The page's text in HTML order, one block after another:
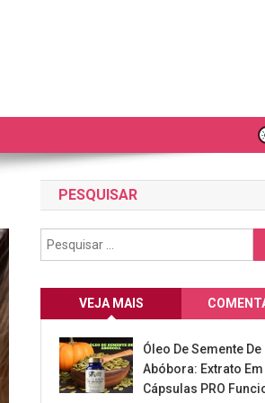
PESQUISAR
VEJA MAIS
Óleo De Semente De
Abóbora: Extrato Em
Cápsulas PRO